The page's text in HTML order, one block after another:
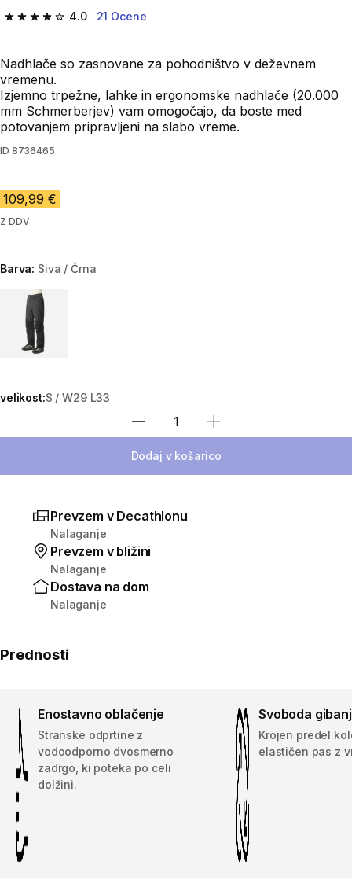
4.0
4.0 od 5 zvezdic from 21 ocene
21 Ocene
Nadhlače so zasnovane za pohodništvo v deževnem
vremenu.
Izjemno trpežne, lahke in ergonomske nadhlače (20.000
mm Schmerberjev) vam omogočajo, da boste med
potovanjem pripravljeni na slabo vreme.
ID 8736465
109,99 €
Z DDV
Barva: Siva / Črna
Choose a variant
velikost:S / W29 L33
Izberite količino
Dodaj v košarico
Prevzem v Decathlonu
Nalaganje
Prevzem v bližini
Nalaganje
Dostava na dom
Nalaganje
Prednosti
Enostavno oblačenje
Stranske odprtine z
vodoodporno dvosmerno
zadrgo, ki poteka po celi
dolžini.
Svoboda
Krojen predel
elastičen pas z